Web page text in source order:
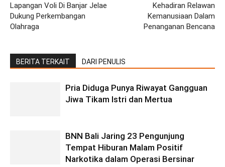
Lapangan Voli Di Banjar Jelae
Dukung Perkembangan
Olahraga
Kehadiran Relawan
Kemanusiaan Dalam
Penanganan Bencana
BERITA TERKAIT DARI PENULIS
Pria Diduga Punya Riwayat Gangguan
Jiwa Tikam Istri dan Mertua
BNN Bali Jaring 23 Pengunjung
Tempat Hiburan Malam Positif
Narkotika dalam Operasi Bersinar